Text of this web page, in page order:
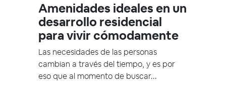
Amenidades ideales en un
desarrollo residencial
para vivir cómodamente
Las necesidades de las personas
cambian a través del tiempo, y es por
eso que al momento de buscar...